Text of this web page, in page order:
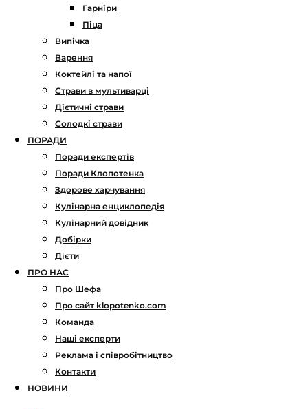
Гарніри
Піца
Випічка
Варення
Коктейлі та напої
Страви в мультиварці
Дієтичні страви
Солодкі страви
ПОРАДИ
Поради експертів
Поради Клопотенка
Здорове харчування
Кулінарна енциклопедія
Кулінарний довідник
Добірки
Дієти
ПРО НАС
Про Шефа
Про сайт klopotenko.com
Команда
Наші експерти
Реклама і співробітництво
Контакти
НОВИНИ